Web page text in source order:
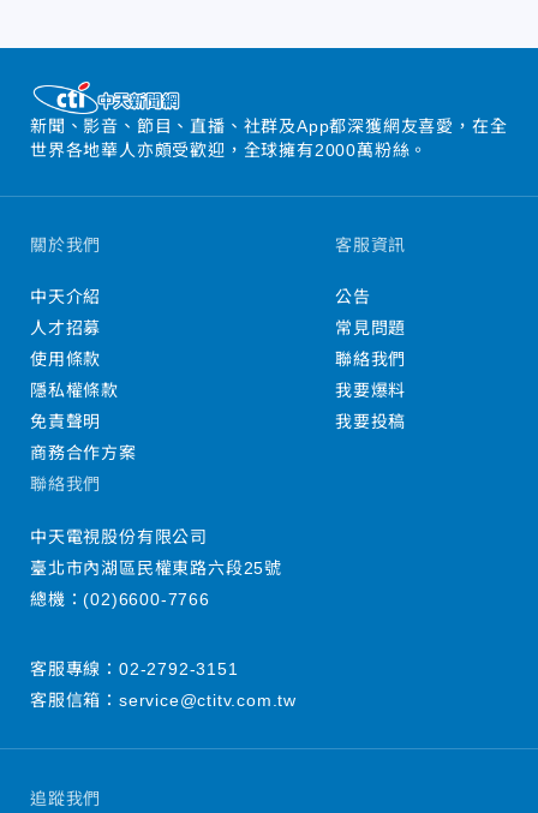
新聞、影音、節目、直播、社群及App都深獲網友喜愛，在全
世界各地華人亦頗受歡迎，全球擁有2000萬粉絲。
追蹤我們
關於我們
中天介紹
人才招募
使用條款
隱私權條款
免責聲明
商務合作方案
客服資訊
公告
常見問題
聯絡我們
我要爆料
我要投稿
聯絡我們
中天電視股份有限公司
臺北市內湖區民權東路六段25號
總機：(02)6600-7766
客服專線： 02-2792-3151
客服信箱： service@ctitv.com.tw